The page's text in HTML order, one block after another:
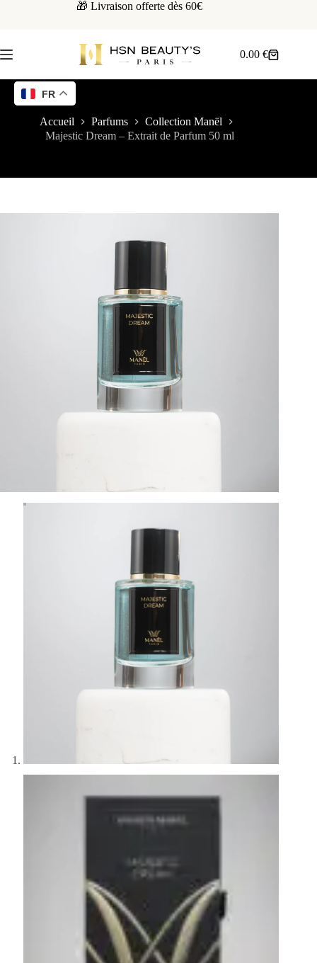
🎁 Livraison offerte dès 60€
0.00€
Accueil Parfums
Collection Manël
Majestic Dream – Extrait de Parfum 50 ml
FR